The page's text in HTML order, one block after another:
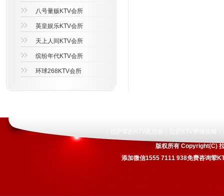
八号量贩KTV会所
英皇娱乐KTV会所
天上人间KTV会所
缤纷年代KTV会所
环球268KTV会所
版权所有 Copyright(C)
添加微信1555 7111 938免费咨询荤